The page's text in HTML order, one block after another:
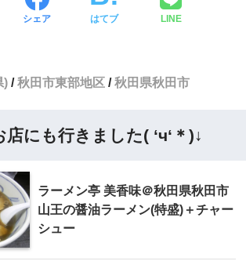
シェア はてブ LINE
)
秋田市東部地区 秋田県秋田市
にも行きました( ‘ч‘＊)↓
ラーメン亭 美香味＠秋田県秋田市
山王の醤油ラーメン(特盛)＋チャー
シュー